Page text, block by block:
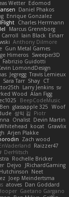
Wetter Edomod
Daniel Phakos
Enrique Gonzalez
Charles Herrmann
Marcus Grennborg
Carroll Iain Black Einarr
Anthony Dilmore
Gun Metal Games
Himeros Sweeper3D
Fabrizio Guidotti
LomondDesign
Jegregg Travis Lemieux
Sara Tarr Shay CT
Larry Jenkins sv
Wood Alan Figg
BeepCodeMusic
Ben glassapple 325 Woof
성익 김 Piotr
Onalist Devin Martin
kocat Grawlix
Arjen Plakke
Zach wood
Raizzer47
DerHitsch
Rochelle Bricker
Dejvo
JRichardGaming
Neet
Joep Meindertsma
atoves Dan Goddard
Gaetano Gargano